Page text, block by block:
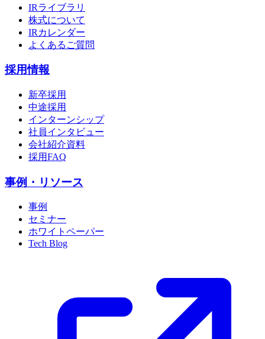
IRライブラリ
株式について
IRカレンダー
よくあるご質問
採用情報
新卒採用
中途採用
インターンシップ
社員インタビュー
会社紹介資料
採用FAQ
事例・リソース
事例
セミナー
ホワイトペーパー
Tech Blog